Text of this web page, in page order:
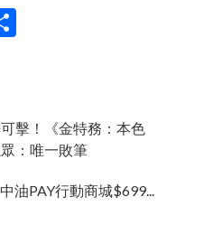
擊！《金特務：本色
：唯一敗筆
油PAY行動商城$699...